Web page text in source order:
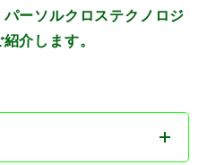
ーソルクロステクノロジ
介します。